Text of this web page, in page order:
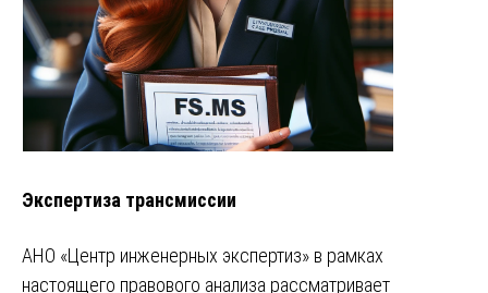
Экспертиза трансмиссии
АНО «Центр инженерных экспертиз» в рамках
настоящего правового анализа рассматривает